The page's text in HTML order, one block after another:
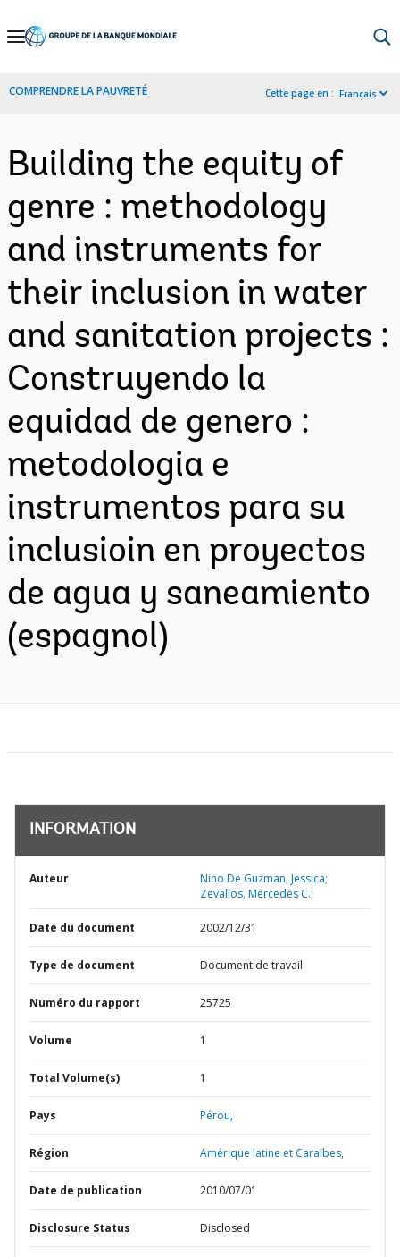
Skip
Navigation
COMPRENDRE LA PAUVRETÉ Cette page en : Français
Building the equity of
genre : methodology
and instruments for
their inclusion in water
and sanitation projects :
Construyendo la
equidad de genero :
metodologia e
instrumentos para su
inclusioin en proyectos
de agua y saneamiento
(espagnol)
INFORMATION
Auteur
Nino De Guzman, Jessica;
Zevallos, Mercedes C.;
Date du document 2002/12/31
Type de document Document de travail
Numéro du rapport 25725
Volume 1
Total Volume(s) 1
Pays Pérou,
Région Amérique latine et Caraïbes,
Date de publication 2010/07/01
Disclosure Status Disclosed